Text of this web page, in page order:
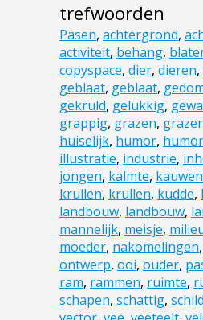
trefwoorden
Pasen, achtergrond,
activiteit, behang,
copyspace, dier, dieren,
geblaat, geblaat,
gekruld, gelukkig,
grappig, grazen,
huiselijk, humor, humor
illustratie, industrie,
jongen, kalmte, kauwen
krullen, krullen, kudde,
landbouw, landbouw,
mannelijk, meisje,
moeder, nakomelingen,
ontwerp, ooi, ouder,
ram, rammen, ruimte,
schapen, schattig,